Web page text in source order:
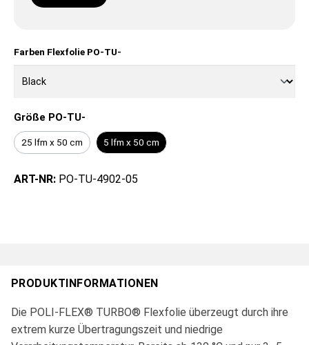
Farben Flexfolie PO-TU-
Größe PO-TU-
25 lfm x 50 cm 5 lfm x 50 cm
ART-NR: PO-TU-4902-05
PRODUKTINFORMATIONEN
Die POLI-FLEX® TURBO® Flexfolie überzeugt durch ihre
extrem kurze Übertragungszeit und niedrige